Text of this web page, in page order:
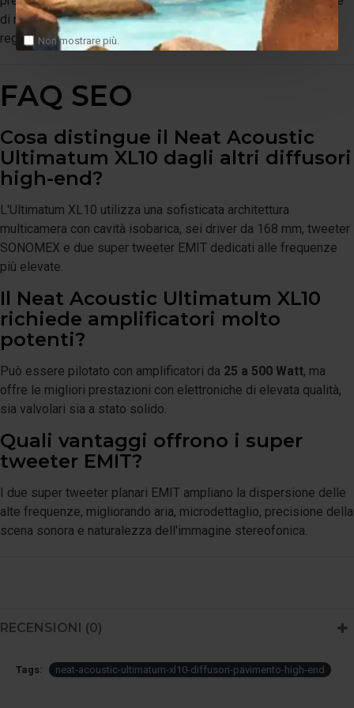
Non mostrare più.
di restituire tutta la complessità e l'emozione della
registrazione originale.
FAQ SEO
Cosa distingue il Neat Acoustic
Ultimatum XL10 dagli altri diffusori
high-end?
L'Ultimatum XL10 utilizza una sofisticata architettura
multicamera con cavità isobarica, sei driver da 168 mm, tweeter
SONOMEX e due super tweeter EMIT dedicati alle frequenze
più elevate.
Il Neat Acoustic Ultimatum XL10
richiede amplificatori molto
potenti?
Può essere pilotato con amplificatori da 25 a 500 Watt, ma
offre le migliori prestazioni con elettroniche di elevata qualità,
sia valvolari sia a stato solido.
Quali vantaggi offrono i super
tweeter EMIT?
I due super tweeter planari EMIT ampliano la dispersione delle
alte frequenze, migliorando aria, microdettaglio, precisione della
scena sonora e naturalezza dell'immagine stereofonica.
RECENSIONI (0)
Tags: neat-acoustic-ultimatum-xl10-diffusori-pavimento-high-end